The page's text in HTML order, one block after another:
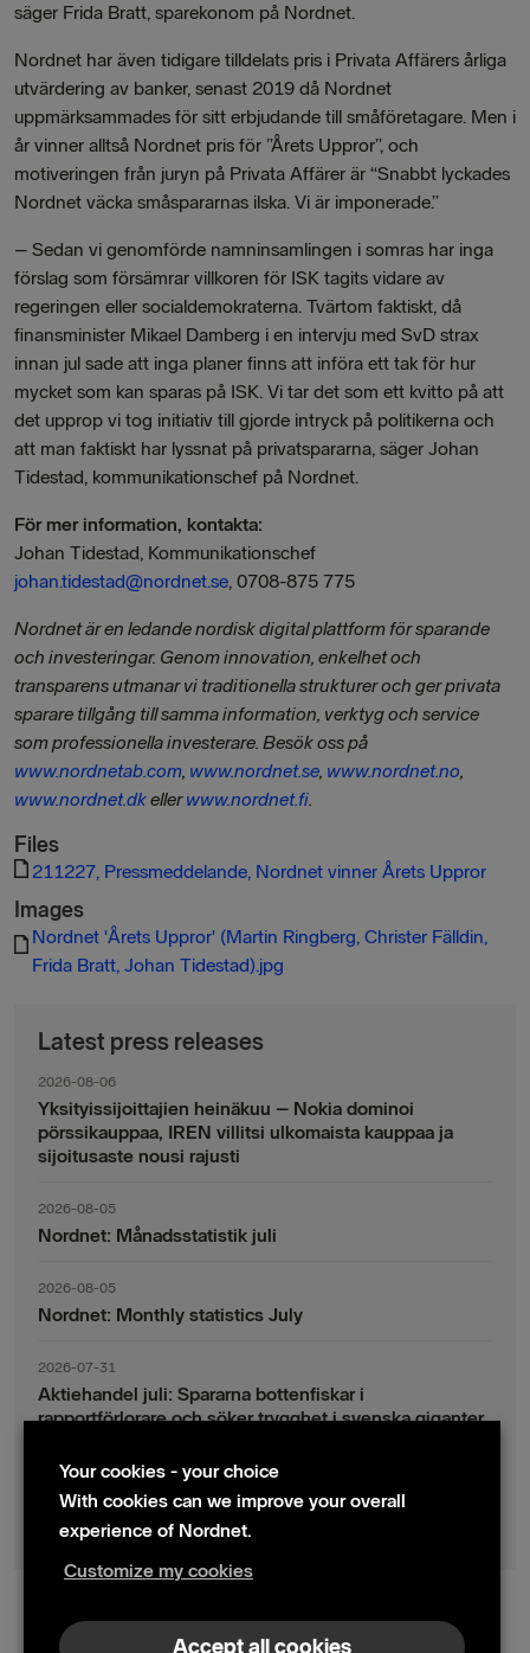
säger Frida Bratt, sparekonom på Nordnet.
Nordnet har även tidigare tilldelats pris i Privata Affärers årliga
utvärdering av banker, senast 2019 då Nordnet
uppmärksammades för sitt erbjudande till småföretagare. Men i
år vinner alltså Nordnet pris för ”Årets Uppror”, och
motiveringen från juryn på Privata Affärer är “Snabbt lyckades
Nordnet väcka småspararnas ilska. Vi är imponerade.”
– Sedan vi genomförde namninsamlingen i somras har inga
förslag som försämrar villkoren för ISK tagits vidare av
regeringen eller socialdemokraterna. Tvärtom faktiskt, då
finansminister Mikael Damberg i en intervju med SvD strax
innan jul sade att inga planer finns att införa ett tak för hur
mycket som kan sparas på ISK. Vi tar det som ett kvitto på att
det upprop vi tog initiativ till gjorde intryck på politikerna och
att man faktiskt har lyssnat på privatspararna, säger Johan
Tidestad, kommunikationschef på Nordnet.
För mer information, kontakta:
Johan Tidestad, Kommunikationschef
johan.tidestad@nordnet.se, 0708-875 775
Nordnet är en ledande nordisk digital plattform för sparande
och investeringar. Genom innovation, enkelhet och
transparens utmanar vi traditionella strukturer och ger privata
sparare tillgång till samma information, verktyg och service
som professionella investerare. Besök oss på
www.nordnetab.com, www.nordnet.se, www.nordnet.no,
www.nordnet.dkellerwww.nordnet.fi.
Files
211227, Pressmeddelande, Nordnet vinner Årets Uppror
Images
Nordnet 'Årets Uppror' (Martin Ringberg, Christer Fälldin,
Frida Bratt, Johan Tidestad).jpg
Latest press releases
2026-08-06
Yksityissijoittajien heinäkuu – Nokia dominoi
pörssikauppaa, IREN villitsi ulkomaista kauppaa ja
sijoitusaste nousi rajusti
2026-08-05
Nordnet: Månadsstatistik juli
2026-08-05
Nordnet: Monthly statistics July
2026-07-31
Aktiehandel juli: Spararna bottenfiskar i
rapportförlorare och söker trygghet i svenska giganter
2026-07-30
Fondsparande juli: Vinsthemtagningar i teknik – men
indexsparandet ligger fast
Your cookies - your choice
With cookies can we improve your overall
experience of Nordnet.
Customize my cookies
Accept all cookies